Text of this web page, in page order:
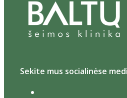
Sekite mus socialinėse